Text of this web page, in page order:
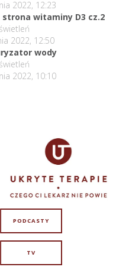
2022, 12:23
strona witaminy D3 cz.2
2022, 12:50
wody
2022, 10:10
PODCASTY
TV